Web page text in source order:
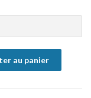
au panier